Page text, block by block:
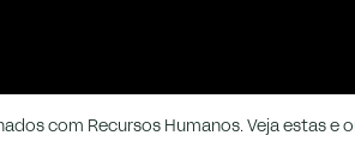
com Recursos Humanos. Veja estas e